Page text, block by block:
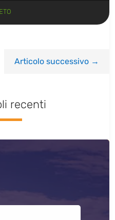
Articolo successivo→
recenti